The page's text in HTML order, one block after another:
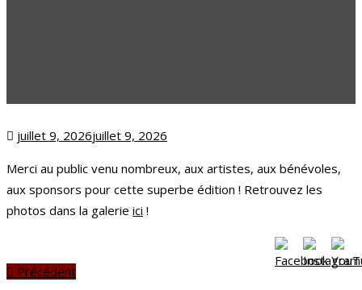
Posted
juillet 9, 2026juillet 9, 2026
Merci au public venu nombreux, aux artistes, aux bénévoles,
aux sponsors pour cette superbe édition ! Retrouvez les
photos dans la galerie ici !
Précédent